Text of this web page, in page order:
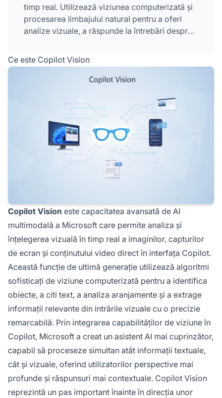
timp real. Utilizează viziunea computerizată și
procesarea limbajului natural pentru a oferi
analize vizuale, a răspunde la întrebări despre
fără a efectua acțiuni directe pe dispozitivele
utilizatorilor. Funcția este disponibilă pe
Windows, Microsoft Edge și pe platforme
confidențialitate, care șterge automat intrările
vizuale după fiecare sesiune.
Ce este Copilot Vision
Copilot Vision este capacitatea avansată de AI
multimodală a Microsoft care permite analiza și
înțelegerea vizuală în timp real a imaginilor, capturilor
de ecran și conținutului video direct în interfața Copilot.
Această funcție de ultimă generație utilizează algoritmi
sofisticați de viziune computerizată pentru a identifica
obiecte, a citi text, a analiza aranjamente și a extrage
informații relevante din intrările vizuale cu o precizie
remarcabilă. Prin integrarea capabilităților de viziune în
Copilot, Microsoft a creat un asistent AI mai cuprinzător,
capabil să proceseze simultan atât informații textuale,
cât și vizuale, oferind utilizatorilor perspective mai
profunde și răspunsuri mai contextuale. Copilot Vision
reprezintă un pas important înainte în direcția unor